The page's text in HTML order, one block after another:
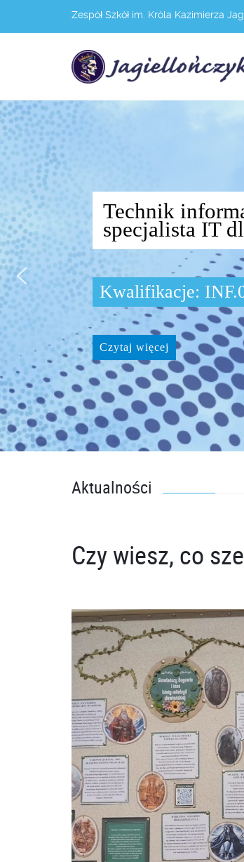
Zespół Szkół im. Króla Kazimierza
Technik
specjalista IT
Kwalifikacje:
Czytaj więcej
Aktualności
Czy wiesz, co